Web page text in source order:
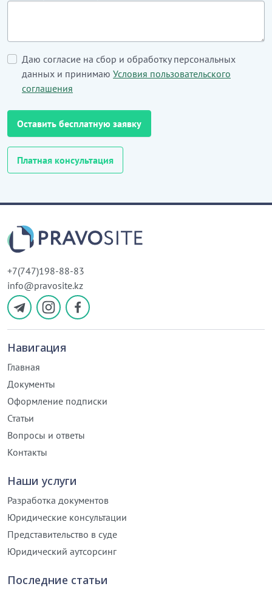
Даю согласие на сбор и обработку персональных
данных и принимаю Условия пользовательского
соглашения
Оставить бесплатную заявку
Платная консультация
+7(747)198-88-83
info@pravosite.kz
Навигация
Главная
Документы
Оформление подписки
Статьи
Вопросы и ответы
Контакты
Наши услуги
Разработка документов
Юридические консультации
Представительство в суде
Юридический аутсорсинг
Последние статьи